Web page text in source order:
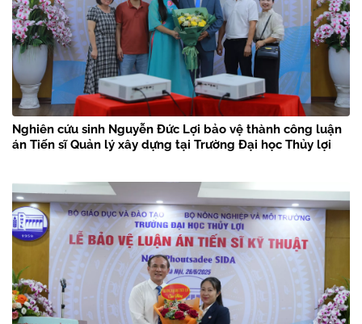
Nghiên cứu sinh Nguyễn Đức Lợi bảo vệ thành công luận
án Tiến sĩ Quản lý xây dựng tại Trường Đại học Thủy lợi